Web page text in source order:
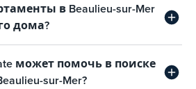
в Beaulieu-sur-Mer
дома?
может помочь в поиске
sur-Mer?